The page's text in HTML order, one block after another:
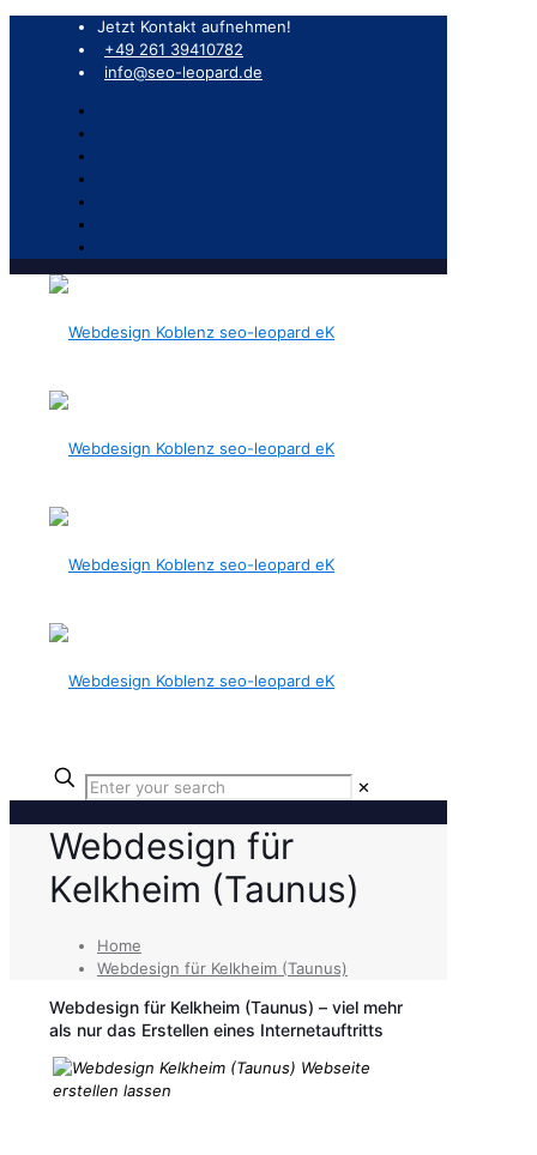
Jetzt Kontakt aufnehmen!
+49 261 39410782
info@seo-leopard.de
✕
Webdesign für
Kelkheim (Taunus)
Home
Webdesign für Kelkheim (Taunus)
Webdesign für Kelkheim (Taunus) – viel mehr
als nur das Erstellen eines Internetauftritts